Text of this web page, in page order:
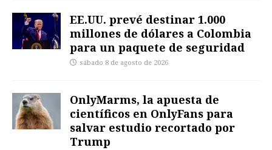
EE.UU. prevé destinar 1.000
millones de dólares a Colombia
para un paquete de seguridad
sábado 8 de agosto de 2026
OnlyMarms, la apuesta de
científicos en OnlyFans para
salvar estudio recortado por
Trump